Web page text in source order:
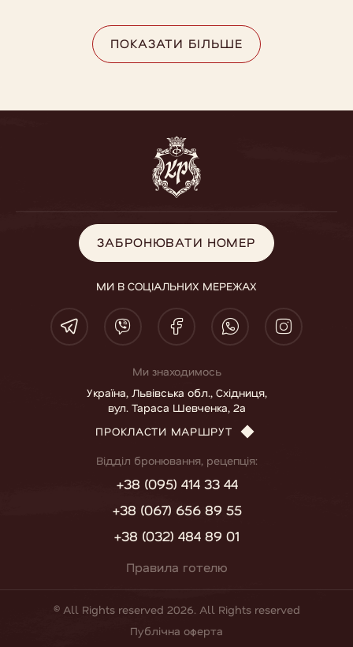
ПОКАЗАТИ БІЛЬШЕ
ЗАБРОНЮВАТИ НОМЕР
ЗАБРОНЮВАТИ НОМЕР
МИ В СОЦІАЛЬНИХ МЕРЕЖАХ
Ми знаходимось
Україна, Львівська обл., Східниця,
вул. Тараса Шевченка, 2а
ПРОКЛАСТИ МАРШРУТ
Відділ бронювання, рецепція:
+38 (095) 414 33 44
+38 (067) 656 89 55
+38 (032) 484 89 01
Правила готелю
© All Rights reserved 2026. All Rights reserved
Публічна оферта